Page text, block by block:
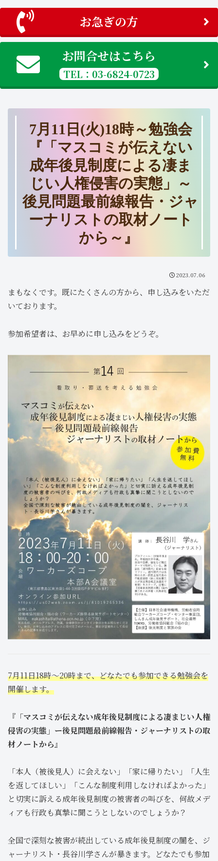
お急ぎの方
お問合せはこちら
TEL：03-6824-0723
7月11日(火)18時～勉強会
『「マスコミが伝えない
成年後見制度による凄ま
じい人権侵害の実態」～
後見問題最前線報告・ジャ
ーナリストの取材ノート
から～』
2023.07.06
まもなくです。既にたくさんの方から、申し込みをいただ
いております。
参加希望者は、お早めに申し込みをどうぞ。
7月11日18時～20時まで、どなたでも参加できる勉強会を
開催します。
『「マスコミが伝えない成年後見制度による凄まじい人権
侵害の実態」ー後見問題最前線報告・ジャーナリストの取
材ノートから』
「本人（被後見人）に会えない」「家に帰りたい」「人生
を返してほしい」「こんな制度利用しなければよかった」
と切実に訴える成年後見制度の被害者の叫びを、何故メデ
ィアも行政も真摯に聞こうとしないのでしょうか？
全国で深刻な被害が続出している成年後見制度の闇を、ジ
ャーナリスト・長谷川学さんが暴きます。どなたでも参加